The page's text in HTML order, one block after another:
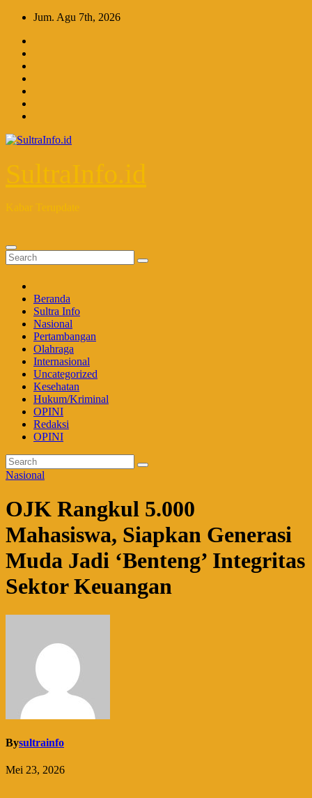
Skip
content
Jum. Agu 7th, 2026
SultraInfo.id
Kabar Terupdate
Beranda
Sultra Info
Nasional
Pertambangan
Olahraga
Internasional
Uncategorized
Kesehatan
Hukum/Kriminal
OPINI
Redaksi
OPINI
Nasional
OJK Rangkul 5.000
Mahasiswa, Siapkan Generasi
Muda Jadi ‘Benteng’ Integritas
Sektor Keuangan
Bysultrainfo
Mei 23, 2026